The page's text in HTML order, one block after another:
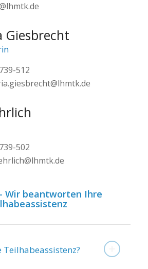
Giesbrecht
512
502
Wir beantworten Ihre
Teilhabeassistenz?